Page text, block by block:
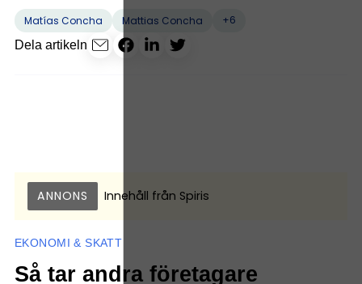
Matías Concha Mattias Concha
+6
Dela artikeln
ANNONS Innehåll från Spiris
EKONOMI & SKATT
Så tar andra företagare